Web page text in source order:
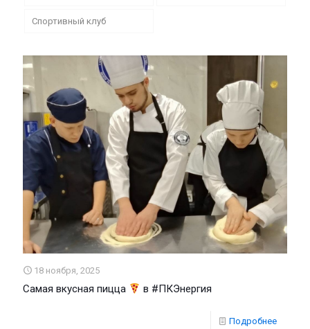
Спортивный клуб
18 ноября, 2025
Самая вкусная пицца в #ПКЭнергия
Подробнее